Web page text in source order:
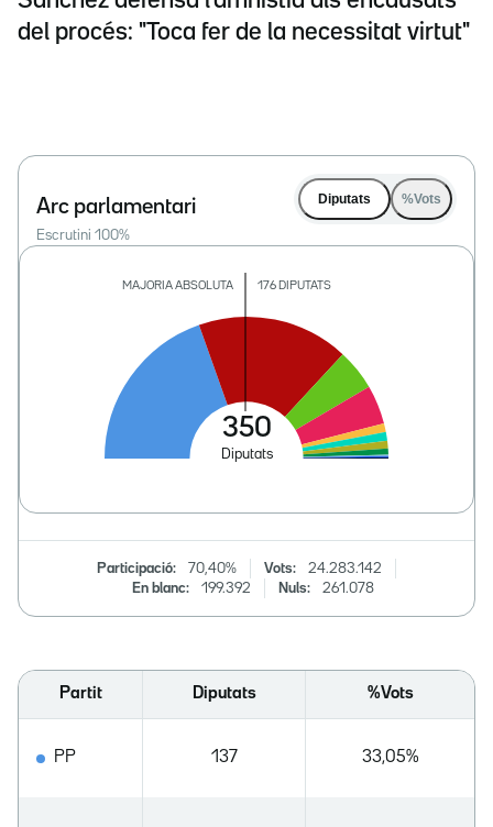
del procés: "Toca fer de la necessitat virtut"
Arc parlamentari
Escrutini 100%
Diputats %Vots
Participació: 70,40% Vots:
24.283.142
En blanc:
199.392 Nuls: 261.078
Partit Diputats %Vots
PP 137 33,05%